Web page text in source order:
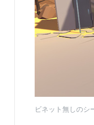
ビネット無しのシ